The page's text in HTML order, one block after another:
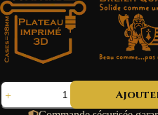
quantité
de
Table